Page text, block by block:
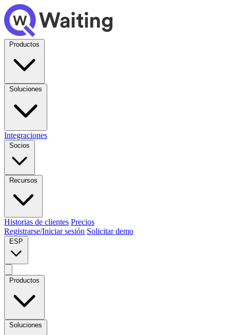
Productos
Soluciones
Integraciones
Socios
Recursos
Historias de clientes Precios
Registrarse/Iniciar sesión Solicitar demo
ESP
Productos
Soluciones